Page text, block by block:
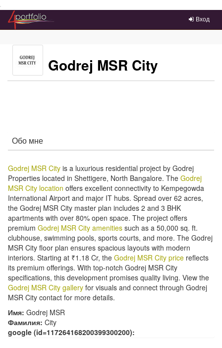
Преейти на главное меню
Вход
Godrej MSR City
Обо мне
Godrej MSR City is a luxurious residential project by Godrej
Properties located in Shettigere, North Bangalore. The Godrej
MSR City location offers excellent connectivity to Kempegowda
International Airport and major IT hubs. Spread over 62 acres,
the Godrej MSR City master plan includes 2 and 3 BHK
apartments with over 80% open space. The project offers
premium Godrej MSR City amenities such as a 50,000 sq. ft.
clubhouse, swimming pools, sports courts, and more. The Godrej
MSR City floor plan ensures spacious layouts with modern
interiors. Starting at ₹1.18 Cr, the Godrej MSR City price reflects
its premium offerings. With top-notch Godrej MSR City
specifications, this development promises quality living. View the
Godrej MSR City gallery for visuals and connect through Godrej
MSR City contact for more details.
Имя: Godrej MSR
Фамилия: City
А
к
google (id=117264168200399300200):